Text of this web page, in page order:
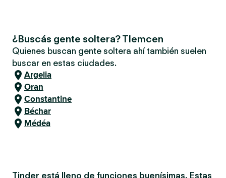
¿Buscás gente soltera? Tlemcen
Quienes buscan gente soltera ahí también suelen
buscar en estas ciudades.
Argelia
Oran
Constantine
Béchar
Médéa
Tinder está lleno de funciones buenísimas. Estas